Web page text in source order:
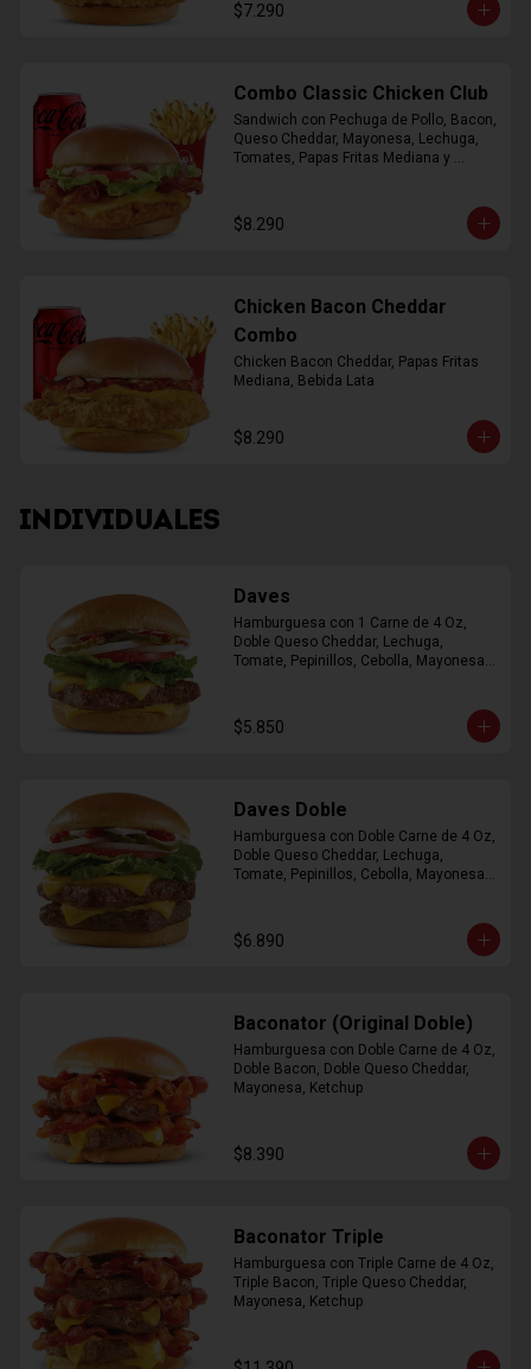
$7.290
Combo Classic Chicken Club
Sandwich con Pechuga de Pollo, Bacon,
Queso Cheddar, Mayonesa, Lechuga,
Tomates, Papas Fritas Mediana y
$8.290
Chicken Bacon Cheddar
Combo
Chicken Bacon Cheddar, Papas Fritas
Mediana, Bebida Lata
$8.290
INDIVIDUALES
Daves
Hamburguesa con 1 Carne de 4 Oz,
Doble Queso Cheddar, Lechuga,
Tomate, Pepinillos, Cebolla, Mayonesa,
$5.850
Daves Doble
Hamburguesa con Doble Carne de 4 Oz,
Doble Queso Cheddar, Lechuga,
Tomate, Pepinillos, Cebolla, Mayonesa,
$6.890
Baconator (Original Doble)
Hamburguesa con Doble Carne de 4 Oz,
Doble Bacon, Doble Queso Cheddar,
Mayonesa, Ketchup
$8.390
Baconator Triple
Hamburguesa con Triple Carne de 4 Oz,
Triple Bacon, Triple Queso Cheddar,
Mayonesa, Ketchup